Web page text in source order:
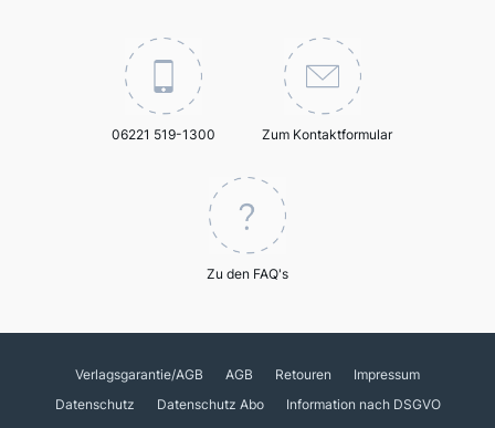
06221 519-1300 Zum Kontaktformular
Zu den FAQ's
Verlagsgarantie/AGB AGB Retouren
Impressum
Datenschutz
Datenschutz Abo
Information nach DSGVO